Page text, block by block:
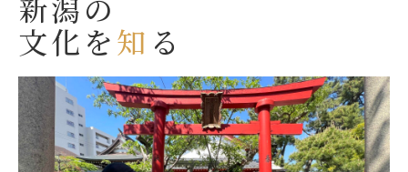
新潟の
文化を知 る